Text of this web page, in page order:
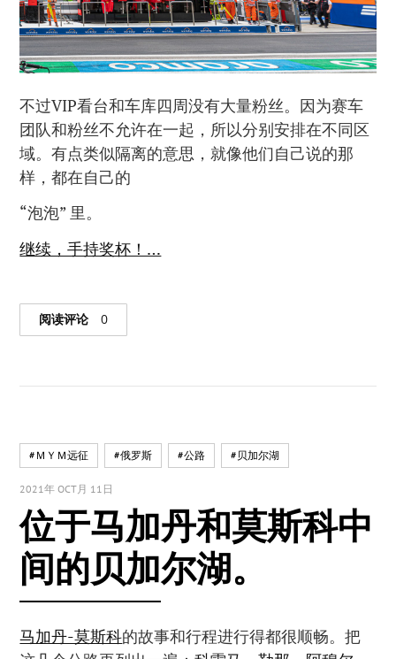
不过VIP看台和车库四周没有大量粉丝。因为赛车
团队和粉丝不允许在一起，所以分别安排在不同区
域。有点类似隔离的意思，就像他们自己说的那
样，都在自己的
“泡泡” 里。
继续，手持奖杯！…
阅读评论 0
#ＭＹＭ远征 #俄罗斯 #公路 #贝加尔湖
2021年 OCT月 11日
位于马加丹和莫斯科中
间的贝加尔湖。
马加丹-莫斯科的故事和行程进行得都很顺畅。把